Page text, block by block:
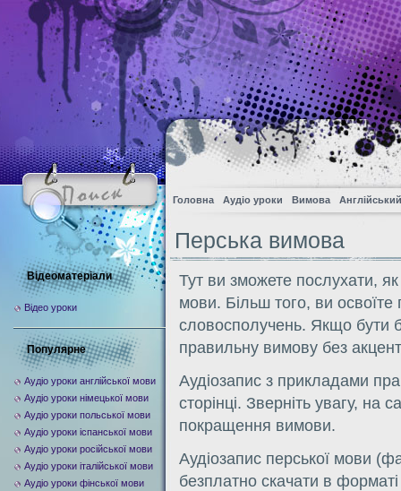
Головна Аудіо уроки Вимова
Перська вимова
Тут ви зможете послухати,
мови. Більш того, ви освоїте
словосполучень. Якщо бути
правильну вимову без
Аудіозапис з прикладами
сторінці. Зверніть увагу, на
покращення вимови.
Аудіозапис перської мови
безплатно скачати в
Відеоматеріали
Відео уроки
Популярне
Аудіо уроки англійської мови
Аудіо уроки німецької мови
Аудіо уроки польської мови
Аудіо уроки іспанської мови
Аудіо уроки російської мови
Аудіо уроки італійської мови
Аудіо уроки фінської мови